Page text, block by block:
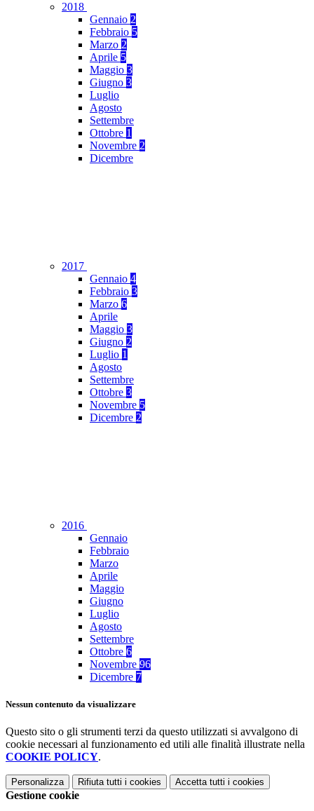
2018
Gennaio 2
Febbraio 5
Marzo 2
Aprile 5
Maggio 3
Giugno 3
Luglio
Agosto
Settembre
Ottobre 1
Novembre 2
Dicembre
2017
Gennaio 4
Febbraio 3
Marzo 6
Aprile
Maggio 3
Giugno 2
Luglio 1
Agosto
Settembre
Ottobre 3
Novembre 5
Dicembre 2
2016
Gennaio
Febbraio
Marzo
Aprile
Maggio
Giugno
Luglio
Agosto
Settembre
Ottobre 6
Novembre 96
Dicembre 7
Nessun contenuto da visualizzare
Questo sito o gli strumenti terzi da questo utilizzati si avvalgono di
cookie necessari al funzionamento ed utili alle finalità illustrate nella
COOKIE POLICY.
Personalizza Rifiuta tutti i cookies Accetta tutti i cookies
Gestione cookie